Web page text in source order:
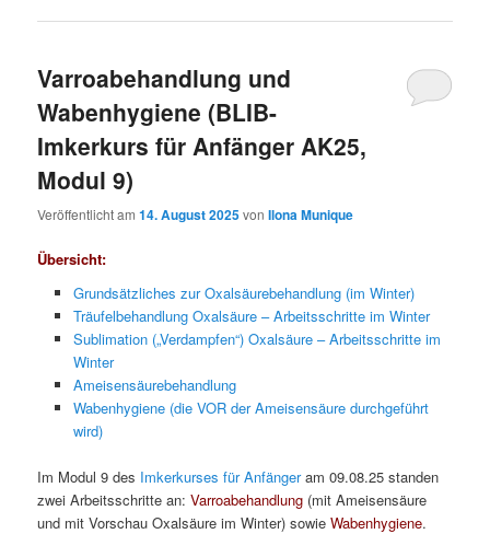
Varroabehandlung und
Wabenhygiene (BLIB-
Imkerkurs für Anfänger AK25,
Modul 9)
Veröffentlicht am14. August 2025vonIlona Munique
Übersicht:
Grundsätzliches zur Oxalsäurebehandlung (im Winter)
Träufelbehandlung Oxalsäure – Arbeitsschritte im Winter
Sublimation („Verdampfen“) Oxalsäure – Arbeitsschritte im
Winter
Ameisensäurebehandlung
Wabenhygiene (die VOR der Ameisensäure durchgeführt
wird)
Im Modul 9 des Imkerkurses für Anfängeram 09.08.25 standen
zwei Arbeitsschritte an:Varroabehandlung (mit Ameisensäure
und mit Vorschau Oxalsäure im Winter) sowieWabenhygiene.